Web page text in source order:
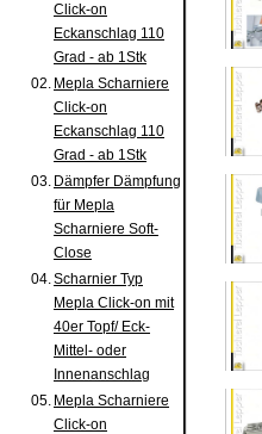
Click-on
Eckanschlag 110
Grad - ab 1Stk
02. Mepla Scharniere
Click-on
Eckanschlag 110
Grad - ab 1Stk
03. Dämpfer Dämpfung
für Mepla
Scharniere Soft-
Close
04.Scharnier Typ
Mepla Click-on mit
40er Topf/ Eck-
Mittel- oder
Innenanschlag
05. Mepla Scharniere
Click-on